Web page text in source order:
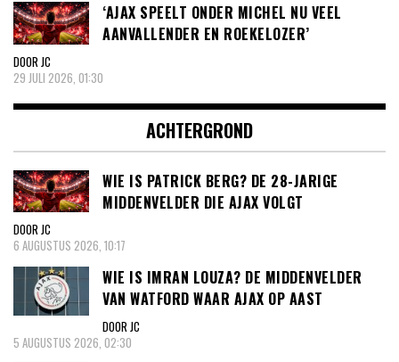
‘AJAX SPEELT ONDER MICHEL NU VEEL
AANVALLENDER EN ROEKELOZER’
DOOR JC
29 JULI 2026, 01:30
ACHTERGROND
WIE IS PATRICK BERG? DE 28-JARIGE
MIDDENVELDER DIE AJAX VOLGT
DOOR JC
6 AUGUSTUS 2026, 10:17
WIE IS IMRAN LOUZA? DE MIDDENVELDER
VAN WATFORD WAAR AJAX OP AAST
DOOR JC
5 AUGUSTUS 2026, 02:30